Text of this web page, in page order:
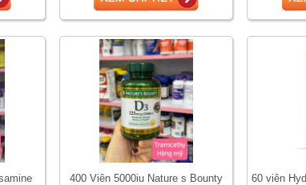
400 Viên 5000iu Nature s Bounty
60 viên